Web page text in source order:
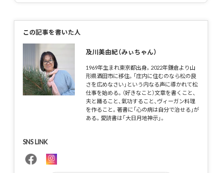
この記事を書いた人
及川美由紀（みぃちゃん）
1969年生まれ東京都出身。2022年鎌倉より山
形県酒田市に移住。「庄内に住むのなら松の良
さを広めなさい」という内なる声に導かれて松
仕事を始める。（好きなこと）文章を書くこと、
夫と踊ること、氣功すること、ヴィーガン料理
を作ること。著書に「心の病は自分で治せる」が
ある。愛読書は「大日月地神示」。
SNS LINK